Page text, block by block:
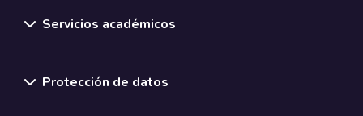
Servicios académicos
Protección de datos